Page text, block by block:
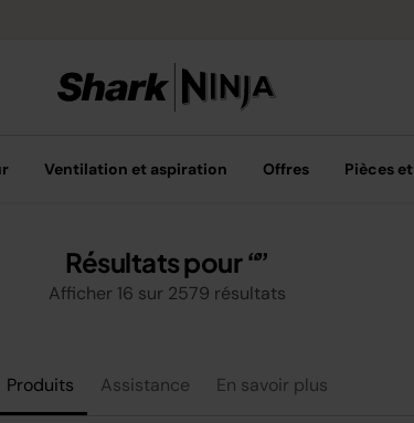
Ventilation et aspiration Offres Pièces
Résultats pour
Afficher 16 sur 2579 résultats
Produits Assistance En savoir plus